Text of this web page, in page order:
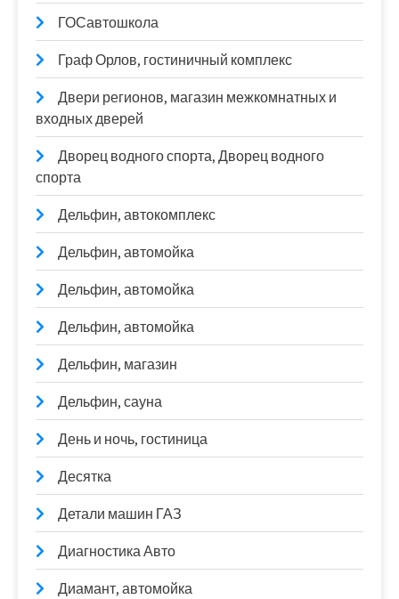
ГОСавтошкола
Граф Орлов, гостиничный комплекс
Двери регионов, магазин межкомнатных и
входных дверей
Дворец водного спорта, Дворец водного
спорта
Дельфин, автокомплекс
Дельфин, автомойка
Дельфин, автомойка
Дельфин, автомойка
Дельфин, магазин
Дельфин, сауна
День и ночь, гостиница
Десятка
Детали машин ГАЗ
Диагностика Авто
Диамант, автомойка